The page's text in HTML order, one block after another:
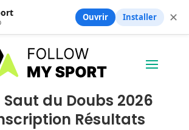
du Doubs 2026
Résultats
Ouvrir Installer ✕